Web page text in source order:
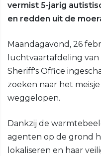
vermist 5-jarig
en redden uit de
Maandagavond, 26
luchtvaartafdeling
Sheriff's Office
zoeken naar het
weggelopen.
Dankzij de
agenten op de grond
lokaliseren en haar